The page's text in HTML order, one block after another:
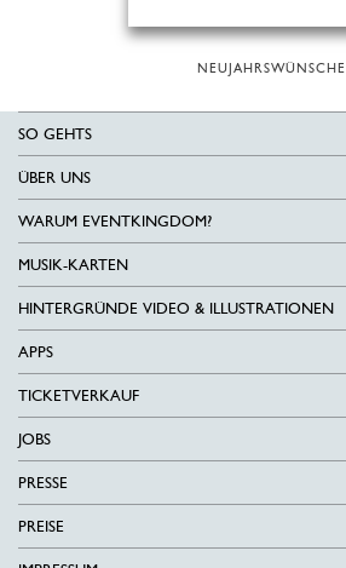
NEUJAHRSWÜNSCHE
SO GEHTS
ÜBER UNS
WARUM EVENTKINGDOM?
MUSIK-KARTEN
HINTERGRÜNDE VIDEO & ILLUSTRATIONEN
APPS
TICKETVERKAUF
JOBS
PRESSE
PREISE